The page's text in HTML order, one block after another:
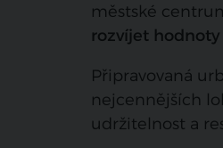
městské
rozvíjet
Připravovaná
nejcennějších
udržitelnost a